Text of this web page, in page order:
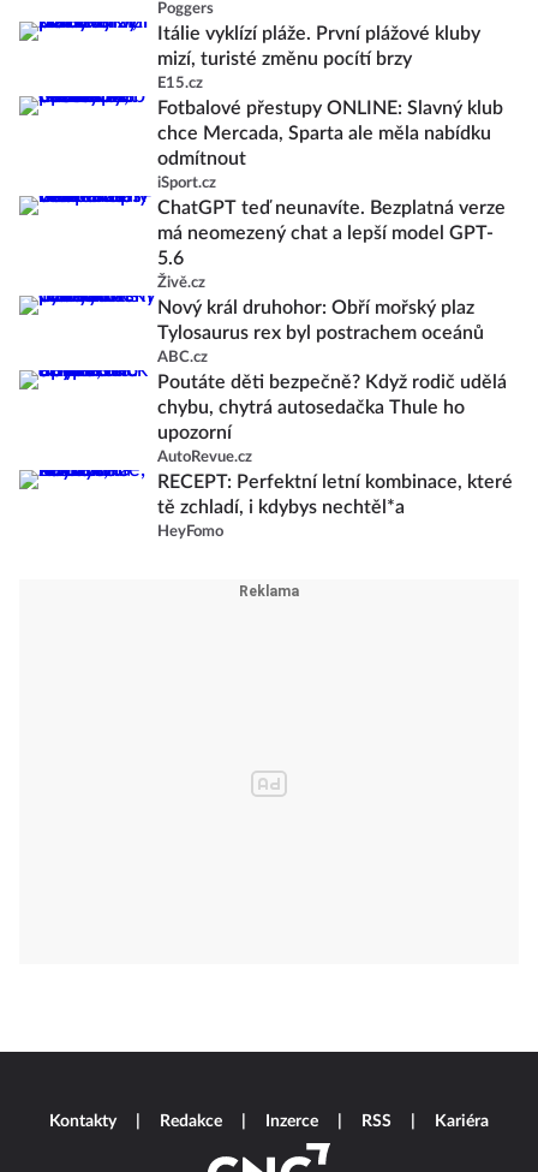
Poggers
Itálie vyklízí pláže. První plážové kluby
mizí, turisté změnu pocítí brzy
E15.cz
Fotbalové přestupy ONLINE: Slavný klub
chce Mercada, Sparta ale měla nabídku
odmítnout
iSport.cz
ChatGPT teď neunavíte. Bezplatná verze
má neomezený chat a lepší model GPT-
5.6
Živě.cz
Nový král druhohor: Obří mořský plaz
Tylosaurus rex byl postrachem oceánů
ABC.cz
Poutáte děti bezpečně? Když rodič udělá
chybu, chytrá autosedačka Thule ho
upozorní
AutoRevue.cz
RECEPT: Perfektní letní kombinace, které
tě zchladí, i kdybys nechtěl*a
HeyFomo
Kontakty Redakce Inzerce RSS Kariéra